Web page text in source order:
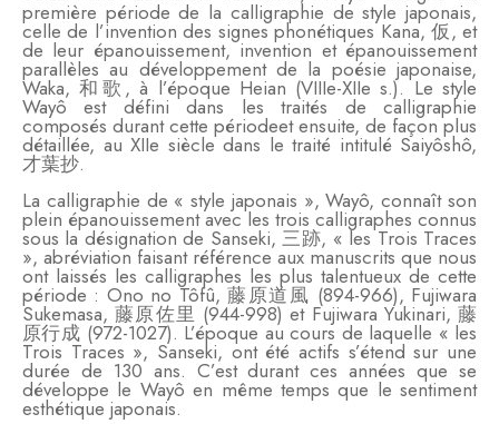
première période de la calligraphie de style japonais,
celle de l’invention des signes phonétiques Kana, 仮, et
de leur épanouissement, invention et épanouissement
parallèles au développement de la poésie japonaise,
Waka, 和歌, à l’époque Heian (VIIIe-XIIe s.). Le style
Wayô est défini dans les traités de calligraphie
composés durant cette périodeet ensuite, de façon plus
détaillée, au XIIe siècle dans le traité intitulé Saiyôshô,
才葉抄.
La calligraphie de « style japonais », Wayô, connaît son
plein épanouissement avec les trois calligraphes connus
sous la désignation de Sanseki, 三跡, « les Trois Traces
», abréviation faisant référence aux manuscrits que nous
ont laissés les calligraphes les plus talentueux de cette
période : Ono no Tôfû, 藤原道風 (894-966), Fujiwara
Sukemasa, 藤原佐里 (944-998) et Fujiwara Yukinari, 藤
原行成 (972-1027). L’époque au cours de laquelle « les
Trois Traces », Sanseki, ont été actifs s’étend sur une
durée de 130 ans. C’est durant ces années que se
développe le Wayô en même temps que le sentiment
esthétique japonais.